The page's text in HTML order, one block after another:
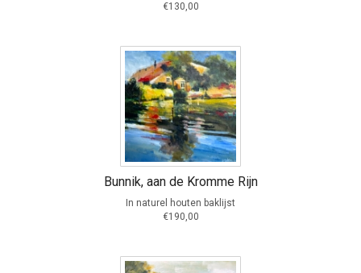
€130,00
Bunnik, aan de Kromme Rijn
In naturel houten baklijst
€190,00